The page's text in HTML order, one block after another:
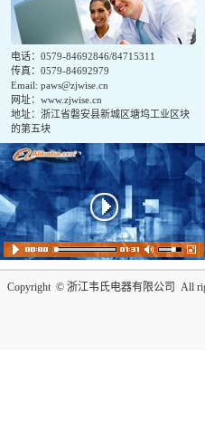
电话：0579-84692846/84715311
传真：0579-84692979
Email: paws@zjwise.cn
网址：www.zjwise.cn
地址：浙江省磐安县新城区塘坞工业区块
的第五块
Copyright © 浙江韦氏电器有限公司 All